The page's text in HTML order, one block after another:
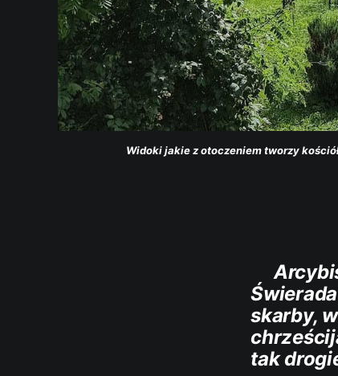
Widoki jakie z otoczeniem tworzy
skarby,
tak